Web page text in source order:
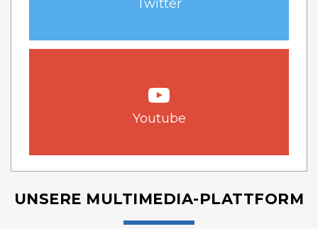
Twitter
Youtube
UNSERE MULTIMEDIA-PLATTFORM